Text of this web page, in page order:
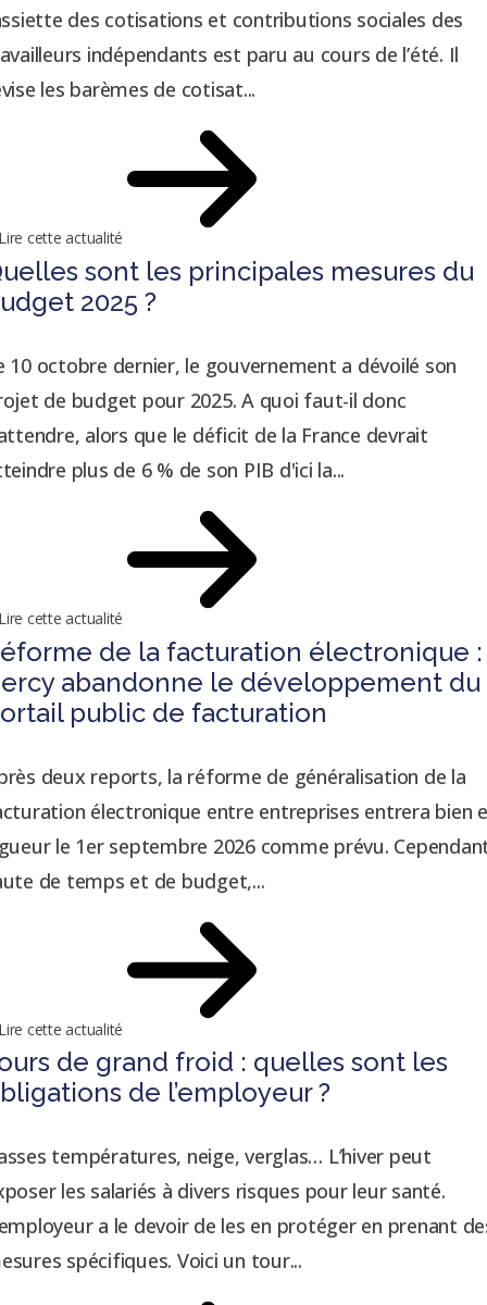
des cotisations et contributions sociales des
indépendants est paru au cours de l’été. Il
les barèmes de cotisat...
cette actualité
sont les principales mesures du
2025 ?
10 octobre dernier, le gouvernement a dévoilé son
de budget pour 2025. A quoi faut-il donc
alors que le déficit de la France devrait
plus de 6 % de son PIB d'ici la...
cette actualité
de la facturation électronique :
abandonne le développement du
public de facturation
deux reports, la réforme de généralisation de la
électronique entre entreprises entrera bien
le 1er septembre 2026 comme prévu.
de temps et de budget,...
cette actualité
de grand froid : quelles sont les
de l’employeur ?
températures, neige, verglas… L’hiver peut
les salariés à divers risques pour leur santé.
a le devoir de les en protéger en prenant
spécifiques. Voici un tour...